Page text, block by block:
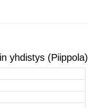
yhdistys (Piippola)